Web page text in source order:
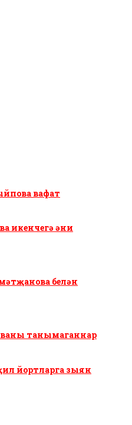
вафат
икенчегә әни
белән
танымаганнар
йортларга зыян